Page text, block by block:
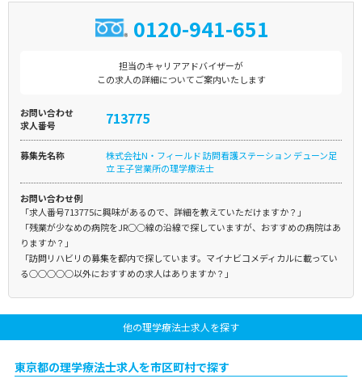
0120-941-651
担当のキャリアアドバイザーが
この求人の詳細についてご案内いたします
お問い合わせ
求人番号
713775
募集先名称
株式会社N・フィールド 訪問看護ステーション デューン足
立 王子営業所の理学療法士
お問い合わせ例
「求人番号713775に興味があるので、詳細を教えていただけますか？」
「残業が少なめの病院をJR○○線の沿線で探していますが、おすすめの病院はあ
りますか？」
「訪問リハビリの募集を都内で探しています。マイナビコメディカルに載ってい
る○○○○○以外におすすめの求人はありますか？」
他の理学療法士求人を探す
東京都の理学療法士求人を市区町村で探す